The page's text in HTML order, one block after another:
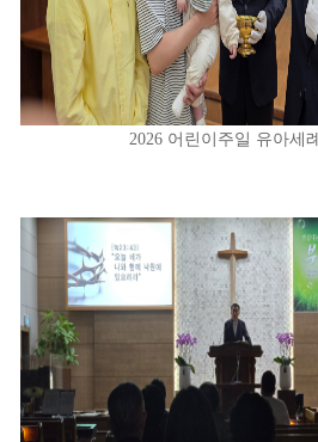
2026 어린이주일 유아세례